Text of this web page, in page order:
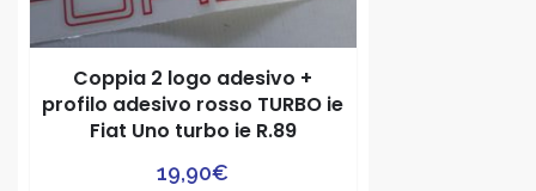
Coppia 2 logo adesivo +
profilo adesivo rosso TURBO ie
Fiat Uno turbo ie R.89
19,90€